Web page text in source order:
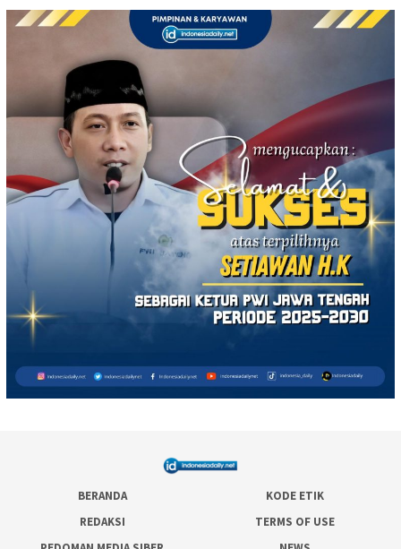
BERANDA
KODE ETIK
REDAKSI
TERMS OF USE